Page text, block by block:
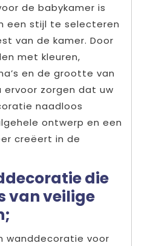
de babykamer is
een stijl te selecteren
van de kamer. Door
met kleuren,
en de grootte van
ervoor zorgen dat uw
naadloos
ontwerp en een
creëert in de
die
van veilige
wanddecoratie voor